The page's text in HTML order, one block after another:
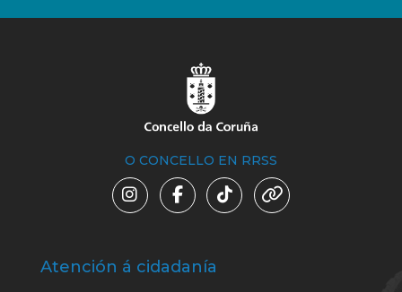
O CONCELLO EN RRSS
Atención á cidadanía